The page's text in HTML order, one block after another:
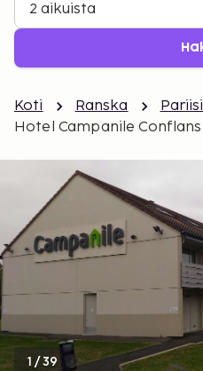
2 aikuista
Koti Ranska
Pariisi
Hotel Campanile
1 /39